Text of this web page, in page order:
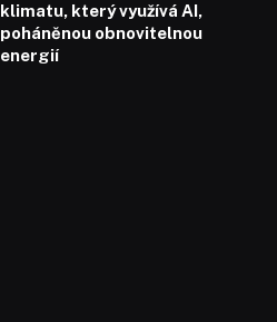
klimatu, který využívá AI,
poháněnou obnovitelnou
energií